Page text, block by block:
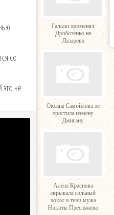
со
это не
Галкин променял
Дроботенко на
Лазарева
Оксана Самойлова не
простила измену
Джигану
Алёна Краснова
скрывала сильный
вокал в тени мужа
Никиты Преснякова